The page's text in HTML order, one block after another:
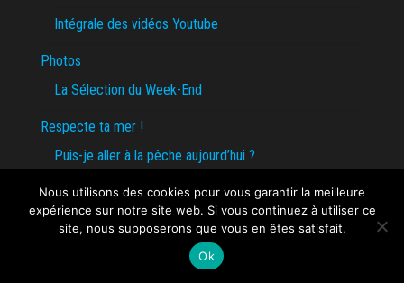
Intégrale des vidéos Youtube
Photos
La Sélection du Week-End
Respecte ta mer !
Puis-je aller à la pêche aujourd’hui ?
Contact
DES MOTS PECHETONTONESQUES
Nous utilisons des cookies pour vous garantir la meilleure
expérience sur notre site web. Si vous continuez à utiliser ce
site, nous supposerons que vous en êtes satisfait.
Ok